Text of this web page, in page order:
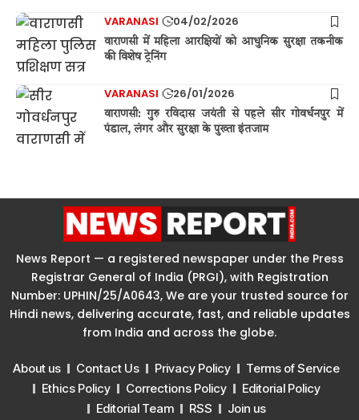
VARANASI 04/02/2026
वाराणसी में महिला आरक्षियों को आधुनिक सुरक्षा तकनीक
की विशेष ट्रेनिंग
VARANASI 26/01/2026
वाराणसी: गुरु रविदास जयंती से पहले सीर गोवर्धनपुर में
पंडाल, लंगर और सुरक्षा के पुख्ता इंतजाम
News Report — a registered newspaper under the Press
Registrar General of India (PRGI), with Registration
Number: UPHIN/25/A0643, We are your trusted source for
Hindi news, delivering accurate, fast, and reliable updates
from India and across the globe.
About us Contact Us Privacy Policy
Terms of Service
Ethics Policy
Corrections Policy
Editorial Policy
Editorial Team
RSS Join us